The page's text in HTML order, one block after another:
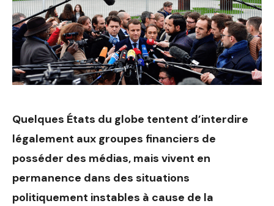
Quelques États du globe tentent d’interdire
légalement aux groupes financiers de
posséder des médias, mais vivent en
permanence dans des situations
politiquement instables à cause de la